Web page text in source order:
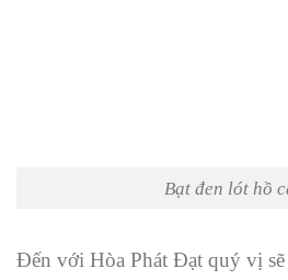
Bạt đen lót hồ
Đến với Hòa Phát Đạt quý vị